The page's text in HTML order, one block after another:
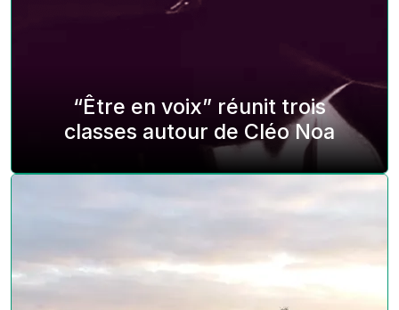
“Être en voix” réunit trois
classes autour de Cléo Noa